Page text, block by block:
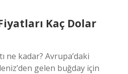
Kaç Dolar
ne kadar? Avrupa’daki
gelen buğday için